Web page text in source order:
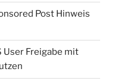
Post Hinweis
User Freigabe mit